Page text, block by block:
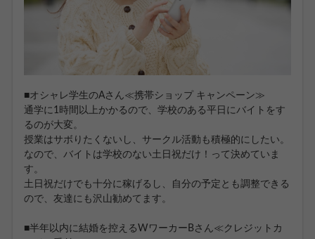
■オシャレ学生のAさん≪携帯ショップ キャンペーン≫
通学に1時間以上かかるので、学校のある平日にバイトをす
るのが大変。
授業はサボりたくないし、サークル活動も積極的にしたい。
なので、バイトは学校のない土日祝だけ！って決めていま
す。
土日祝だけでも十分に稼げるし、自分の予定とも調整できる
ので、友達にも沢山勧めてます。
■半年以内に結婚を控えるWワーカーBさん≪クレジットカ